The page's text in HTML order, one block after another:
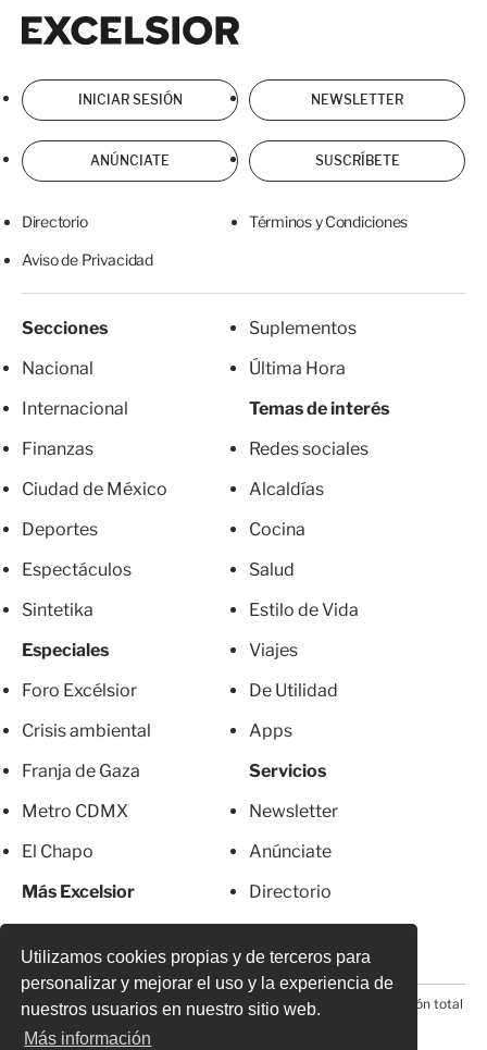
Utilizamos cookies propias y de terceros para
personalizar y mejorar el uso y la experiencia de
nuestros usuarios en nuestro sitio web.
Más información
INICIAR SESIÓN NEWSLETTER
ANÚNCIATE SUSCRÍBETE
Directorio Términos y Condiciones
Aviso de Privacidad
Secciones
Nacional
Internacional
Finanzas
Ciudad de México
Deportes
Espectáculos
Sintetika
Especiales
Foro Excélsior
Crisis ambiental
Franja de Gaza
Metro CDMX
El Chapo
Más Excelsior
Suplementos
Última Hora
Temas de interés
Redes sociales
Alcaldías
Cocina
Salud
Estilo de Vida
Viajes
De Utilidad
Apps
Servicios
Newsletter
Anúnciate
Directorio
© 2026 Todos los derechos reservados. Prohibida la reproducción total
o parcial, incluyendo cualquier medio electrónico*